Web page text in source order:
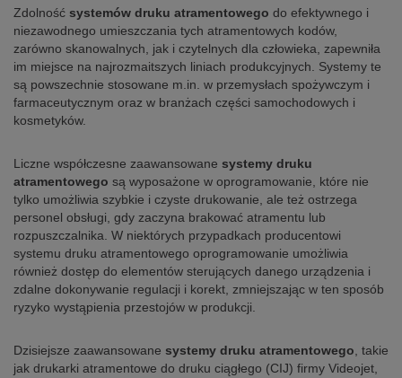
Zdolność systemów druku atramentowego do efektywnego i
niezawodnego umieszczania tych atramentowych kodów,
zarówno skanowalnych, jak i czytelnych dla człowieka, zapewniła
im miejsce na najrozmaitszych liniach produkcyjnych. Systemy te
są powszechnie stosowane m.in. w przemysłach spożywczym i
farmaceutycznym oraz w branżach części samochodowych i
kosmetyków.
Liczne współczesne zaawansowane systemy druku
atramentowego są wyposażone w oprogramowanie, które nie
tylko umożliwia szybkie i czyste drukowanie, ale też ostrzega
personel obsługi, gdy zaczyna brakować atramentu lub
rozpuszczalnika. W niektórych przypadkach producentowi
systemu druku atramentowego oprogramowanie umożliwia
również dostęp do elementów sterujących danego urządzenia i
zdalne dokonywanie regulacji i korekt, zmniejszając w ten sposób
ryzyko wystąpienia przestojów w produkcji.
Dzisiejsze zaawansowane systemy druku atramentowego , takie
jak drukarki atramentowe do druku ciągłego (CIJ) firmy Videojet,